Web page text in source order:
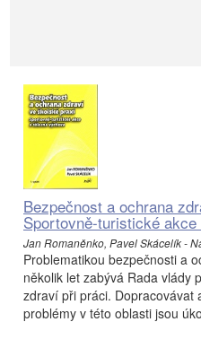
Bezpečnost a ochrana
Sportovně-turistické
Jan Romaněnko, Pavel Skácelík -
Problematikou bezpečnosti a
několik let zabývá Rada vlády
zdraví při práci. Dopracovávat
problémy v této oblasti jsou